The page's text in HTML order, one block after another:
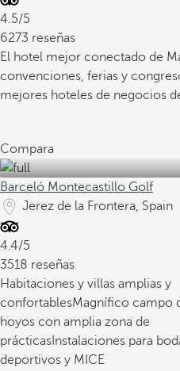
4.5/5
6273 reseñas
El hotel mejor conectado de
convenciones, ferias y
mejores hoteles de negocios
Compara
Barceló Montecastillo Golf
Jerez de la Frontera, Spain
4.4/5
3518 reseñas
Habitaciones y villas amplias y
confortablesMagnífico campo
hoyos con amplia zona de
prácticas Instalaciones para
deportivos y MICE